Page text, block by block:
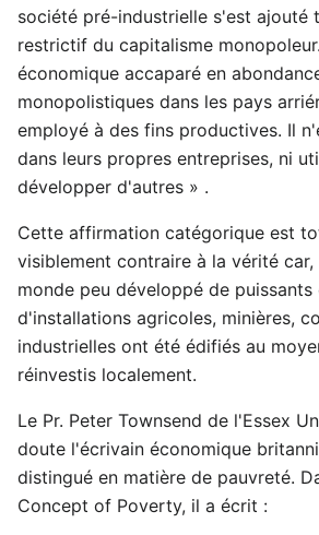
société pré-industrielle s'est ajouté
restrictif du capitalisme
économique accaparé en
monopolistiques dans les pays
employé à des fins productives. Il
dans leurs propres entreprises, ni
développer d'autres » .
Cette affirmation catégorique est
visiblement contraire à la vérité
monde peu développé de puissants
d'installations agricoles, minières,
industrielles ont été édifiés au
réinvestis localement.
Le Pr. Peter Townsend de l'Essex
doute l'écrivain économique
distingué en matière de pauvreté.
Concept of Poverty, il a écrit :